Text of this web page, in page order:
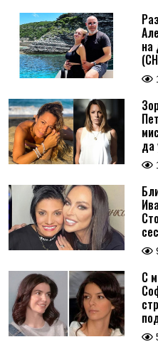
на
да
С